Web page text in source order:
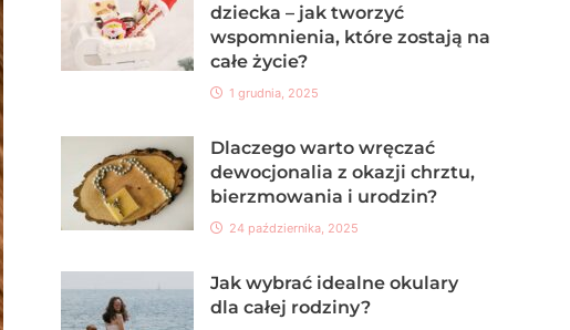
dziecka – jak tworzyć
wspomnienia, które zostają na
całe życie?
1 grudnia, 2025
Dlaczego warto wręczać
dewocjonalia z okazji chrztu,
bierzmowania i urodzin?
24 października, 2025
Jak wybrać idealne okulary
dla całej rodziny?